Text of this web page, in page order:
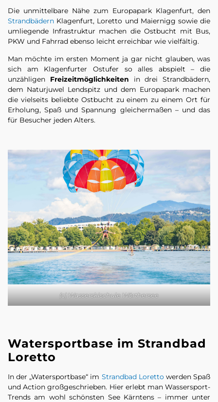
Die unmittelbare Nähe zum Europapark Klagenfurt, den
Strandbädern Klagenfurt, Loretto und Maiernigg sowie die
umliegende Infrastruktur machen die Ostbucht mit Bus,
PKW und Fahrrad ebenso leicht erreichbar wie vielfältig.
Man möchte im ersten Moment ja gar nicht glauben, was
sich am Klagenfurter Ostufer so alles abspielt – die
unzähligen Freizeitmöglichkeiten in drei Strandbädern,
dem Naturjuwel Lendspitz und dem Europapark machen
die vielseits beliebte Ostbucht zu einem zu einem Ort für
Erholung, Spaß und Spannung gleichermaßen – und das
für Besucher jeden Alters.
(c) Wasserskischule Wörthersee
Watersportbase im Strandbad
Loretto
In der „Watersportbase“ im Strandbad Lorettowerden Spaß
und Action großgeschrieben. Hier erlebt man Wassersport-
Trends am wohl schönsten See Kärntens – immer unter